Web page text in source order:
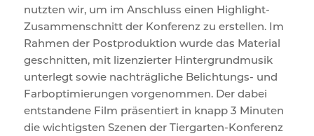
nutzten wir, um im Anschluss einen Highlight-
Zusammenschnitt der Konferenz zu erstellen. Im
Rahmen der Postproduktion wurde das Material
geschnitten, mit lizenzierter Hintergrundmusik
unterlegt sowie nachträgliche Belichtungs- und
Farboptimierungen vorgenommen. Der dabei
entstandene Film präsentiert in knapp 3 Minuten
die wichtigsten Szenen der Tiergarten-Konferenz